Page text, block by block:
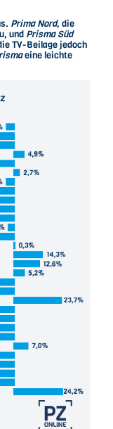
Prima Nord, die
und Prisma Süd
TV-Beilage jedoch
eine leichte